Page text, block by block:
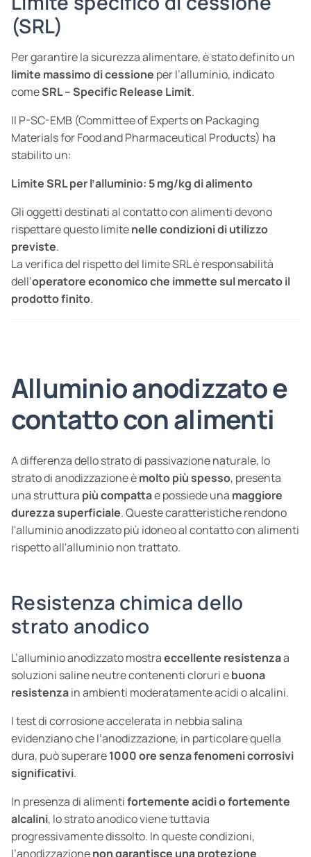
(SRL)
Per garantire la sicurezza alimentare, è stato definito un
limite massimo di cessione per l’alluminio, indicato
comeSRL – Specific Release Limit.
Il P-SC-EMB (Committee of Experts on Packaging
Materials for Food and Pharmaceutical Products) ha
stabilito un:
Limite SRL per l’alluminio: 5 mg/kg di alimento
Gli oggetti destinati al contatto con alimenti devono
rispettare questo limitenelle condizioni di utilizzo
previste.
La verifica del rispetto del limite SRL è responsabilità
dell’operatore economico che immette sul mercato il
prodotto finito.
Alluminio anodizzato e
contatto con alimenti
A differenza dello strato di passivazione naturale, lo
strato di anodizzazione èmolto più spesso, presenta
una struttura più compattae possiede una maggiore
durezza superficiale. Queste caratteristiche rendono
l'alluminio anodizzato più idoneo al contatto con alimenti
rispetto all'alluminio non trattato.
Resistenza chimica dello
strato anodico
L’alluminio anodizzato mostraeccellente resistenzaa
soluzioni saline neutre contenenti cloruri ebuona
resistenzain ambienti moderatamente acidi o alcalini.
I test di corrosione accelerata in nebbia salina
evidenziano che l’anodizzazione, in particolare quella
dura, può superare1000 ore senza fenomeni corrosivi
significativi.
In presenza di alimentifortemente acidi o fortemente
alcalini, lo strato anodico viene tuttavia
progressivamente dissolto. In queste condizioni,
l’anodizzazionenon garantisce una protezione